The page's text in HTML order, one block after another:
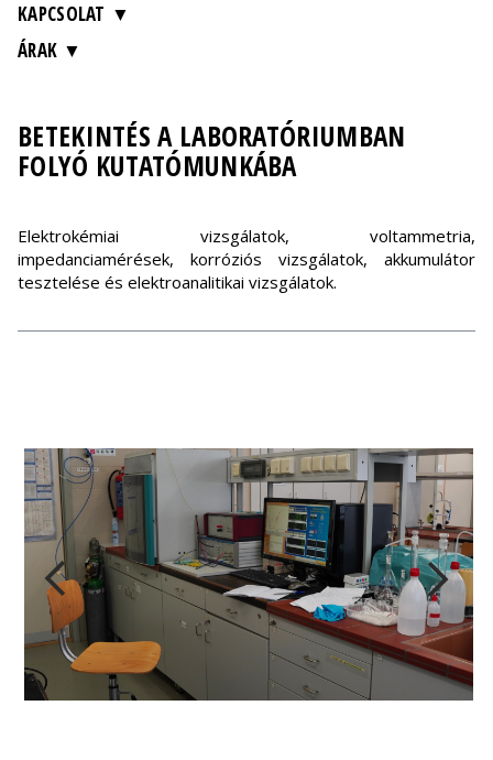
KAPCSOLAT
ÁRAK
BETEKINTÉS A LABORATÓRIUMBAN
FOLYÓ KUTATÓMUNKÁBA
Elektrokémiai vizsgálatok, voltammetria,
impedanciamérések, korróziós vizsgálatok, akkumulátor
tesztelése és elektroanalitikai vizsgálatok.